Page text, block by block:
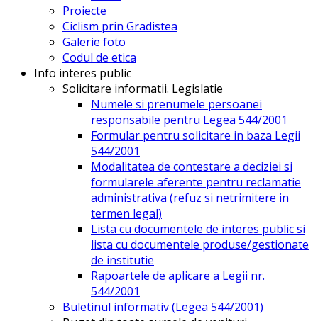
Proiecte
Ciclism prin Gradistea
Galerie foto
Codul de etica
Info interes public
Solicitare informatii. Legislatie
Numele si prenumele persoanei
responsabile pentru Legea 544/2001
Formular pentru solicitare in baza Legii
544/2001
Modalitatea de contestare a deciziei si
formularele aferente pentru reclamatie
administrativa (refuz si netrimitere in
termen legal)
Lista cu documentele de interes public si
lista cu documentele produse/gestionate
de institutie
Rapoartele de aplicare a Legii nr.
544/2001
Buletinul informativ (Legea 544/2001)